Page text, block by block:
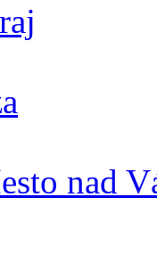
nad